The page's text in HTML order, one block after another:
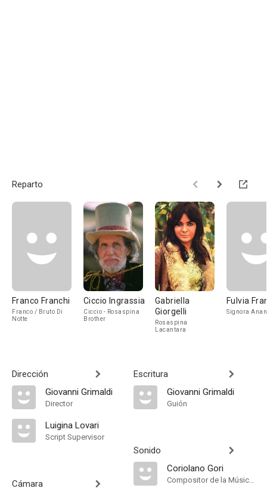
Reparto
Franco Franchi
Franco / Bruto Di
Notte
Ciccio Ingrassia
Ciccio - Rosaspina
Brother
Gabriella
Giorgelli
Rosaspina
Lacantara
Fulvia
Signora
Dirección
Giovanni Grimaldi
Director
Luigina Lovari
Script Supervisor
Cámara
Escritura
Giovanni Grimaldi
Guión
Sonido
Coriolano Gori
Compositor de la Música Original, Música